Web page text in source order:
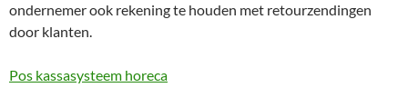
ondernemer ook rekening te houden met retourzendingen
door klanten.
Pos kassasysteem horeca